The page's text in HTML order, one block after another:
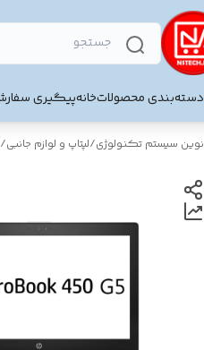
دسته‌بندی محصولاتخانهپیگیری
نوین سیستم تکنولوژی/لپتاپ و لوازم جانبی/